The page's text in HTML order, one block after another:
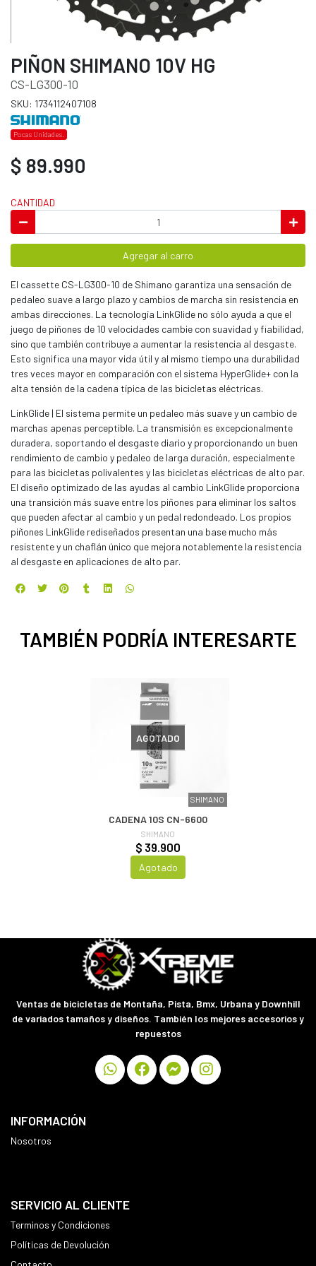
PIÑON SHIMANO 10V HG
CS-LG300-10
SKU: 1734112407108
Pocas Unidades.
$ 89.990
CANTIDAD
Agregar al carro
El cassette CS-LG300-10 de Shimano garantiza una sensación de
pedaleo suave a largo plazo y cambios de marcha sin resistencia en
ambas direcciones. La tecnología LinkGlide no sólo ayuda a que el
juego de piñones de 10 velocidades cambie con suavidad y fiabilidad,
sino que también contribuye a aumentar la resistencia al desgaste.
Esto significa una mayor vida útil y al mismo tiempo una durabilidad
tres veces mayor en comparación con el sistema HyperGlide+ con la
alta tensión de la cadena típica de las bicicletas eléctricas.
LinkGlide | El sistema permite un pedaleo más suave y un cambio de
marchas apenas perceptible. La transmisión es excepcionalmente
duradera, soportando el desgaste diario y proporcionando un buen
rendimiento de cambio y pedaleo de larga duración, especialmente
para las bicicletas polivalentes y las bicicletas eléctricas de alto par.
El diseño optimizado de las ayudas al cambio LinkGlide proporciona
una transición más suave entre los piñones para eliminar los saltos
que pueden afectar al cambio y un pedal redondeado. Los propios
piñones LinkGlide rediseñados presentan una base mucho más
resistente y un chaflán único que mejora notablemente la resistencia
al desgaste en aplicaciones de alto par.
TAMBIÉN PODRÍA INTERESARTE
SHIMANO
AGOTADO
CADENA 10S CN-6600
SHIMANO
$ 39.900
Agotado
Ventas de bicicletas de Montaña, Pista, Bmx, Urbana y Downhill
de variados tamaños y diseños. También los mejores accesorios y
repuestos
INFORMACIÓN
Nosotros
SERVICIO AL CLIENTE
Terminos y Condiciones
Políticas de Devolución